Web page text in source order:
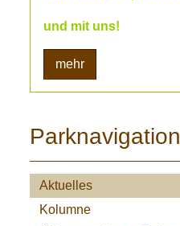
und mit uns!
mehr
Parknavigation
Aktuelles
Kolumne